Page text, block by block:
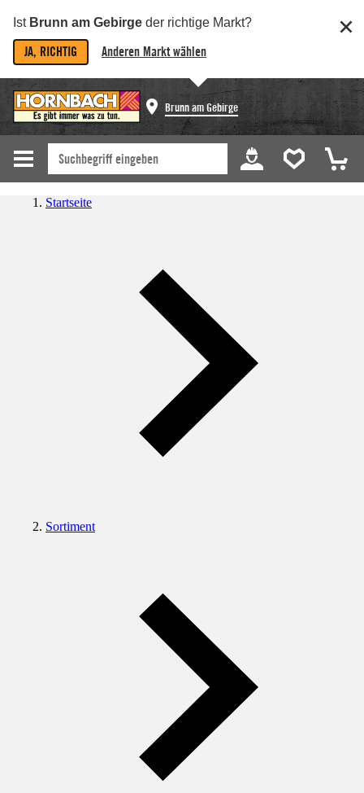
Ist Brunn am Gebirge der richtige Markt?
JA, RICHTIG Anderen Markt wählen
Brunn am Gebirge
Startseite
Sortiment